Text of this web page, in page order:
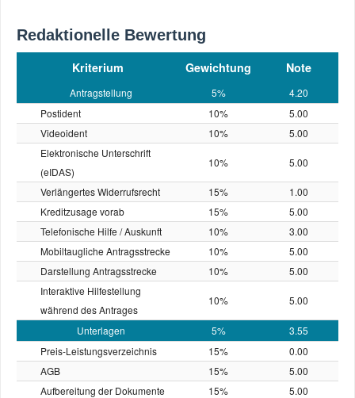
Redaktionelle Bewertung
Kriterium Gewichtung Note
Antragstellung 5%
4.20
Postident
10%
5.00
Videoident
10%
5.00
Elektronische Unterschrift
(eIDAS)
10% 5.00
Verlängertes Widerrufsrecht 15%
1.00
Kreditzusage vorab
15%
5.00
Telefonische Hilfe / Auskunft
10%
3.00
Mobiltaugliche Antragsstrecke
10%
5.00
Darstellung Antragsstrecke
10%
5.00
Interaktive Hilfestellung
während des Antrages
10% 5.00
Unterlagen 5%
3.55
Preis-Leistungs­verzeichnis
15%
0.00
AGB
15%
5.00
Aufbereitung der Dokumente
15%
5.00